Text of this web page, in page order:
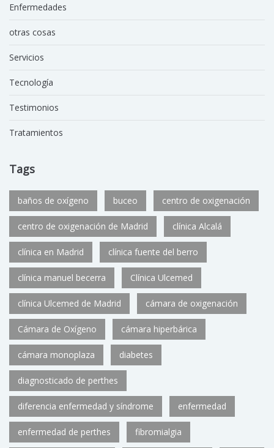
Enfermedades
otras cosas
Servicios
Tecnología
Testimonios
Tratamientos
Tags
baños de oxígeno buceo centro de oxigenación
centro de oxigenación de Madrid clínica Alcalá
clínica en Madrid clínica fuente del berro
clínica manuel becerra Clínica Ulcemed
clínica Ulcemed de Madrid cámara de oxigenación
Cámara de Oxígeno cámara hiperbárica
cámara monoplaza diabetes
diagnosticado de perthes
diferencia enfermedad y síndrome enfermedad
enfermedad de perthes fibromialgia